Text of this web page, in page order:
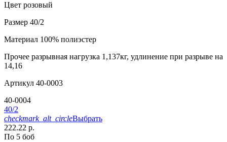
Цвет розовый
Размер 40/2
Материал 100% полиэстер
Прочее разрывная нагрузка 1,137кг, удлинение при разрыве на
14,16
Артикул 40-0003
40-0004
40/2
checkmark_alt_circleВыбрать
222.22 р.
По 5 боб